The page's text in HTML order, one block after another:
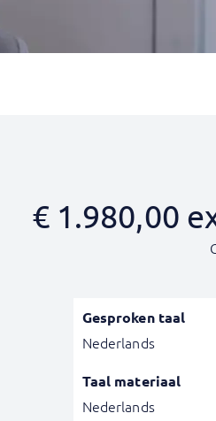
€1.980,00
Gesproken taal
Nederlands
Taal materiaal
Nederlands